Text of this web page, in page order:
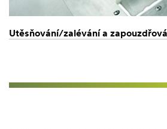
Utěsňování/zalévání a